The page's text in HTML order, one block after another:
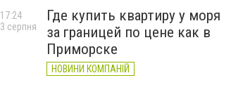
Где купить квартиру у моря
за границей по цене как в
Приморске
НОВИНИ КОМПАНІЙ
17:24
3 серпня